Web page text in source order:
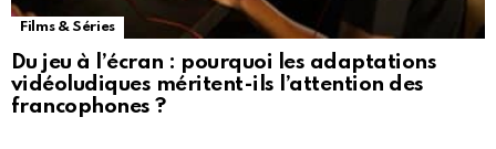
Films & Séries
Du jeu à l’écran : pourquoi les adaptations
vidéoludiques méritent-ils l’attention des
francophones ?